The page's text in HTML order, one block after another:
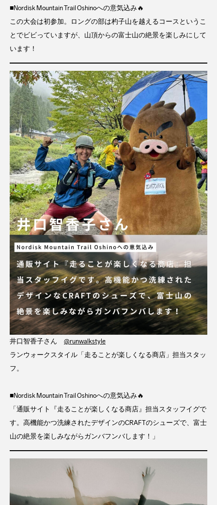
■Nordisk Mountain Trail Oshinoへの意気込み🔥
この大会は初参加。ロングの部は杓子山を越えるコースというこ
とでビビっていますが、山頂からの富士山の絶景を楽しみにして
います！
井口智香子さん @runwalkstyle
ランウォークスタイル「走ることが楽しくなる商店」担当スタッ
フ。
■Nordisk Mountain Trail Oshinoへの意気込み🔥
「通販サイト『走ることが楽しくなる商店』担当スタッフイグで
す。高機能かつ洗練されたデザインのCRAFTのシューズで、富士
山の絶景を楽しみながらガンバフンバします！」